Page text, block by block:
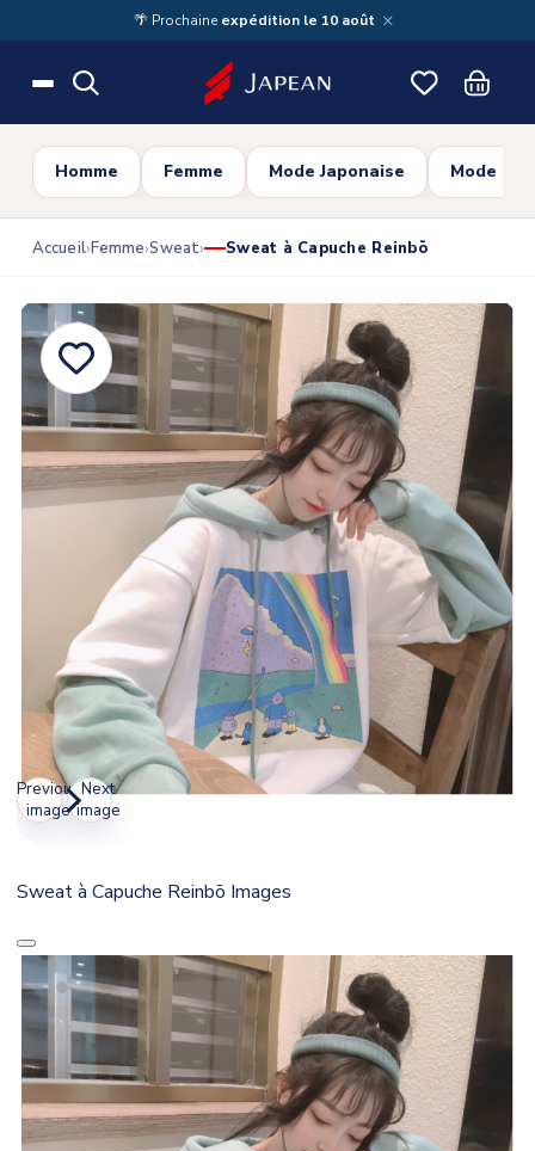
Skip to main content🌴 Prochaine expédition le 10 août ×
Homme Femme Mode Japonaise Mode
Accueil Femme Sweat Sweat à Capuche Reinbō
Previous
image
Next
image
Sweat à Capuche Reinbō Images